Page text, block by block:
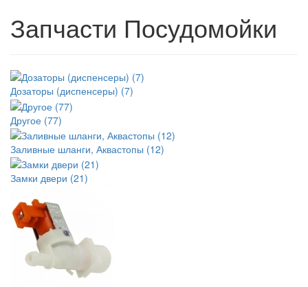
Запчасти Посудомойки
Дозаторы (диспенсеры) (7)
Другое (77)
Заливные шланги, Аквастопы (12)
Замки двери (21)